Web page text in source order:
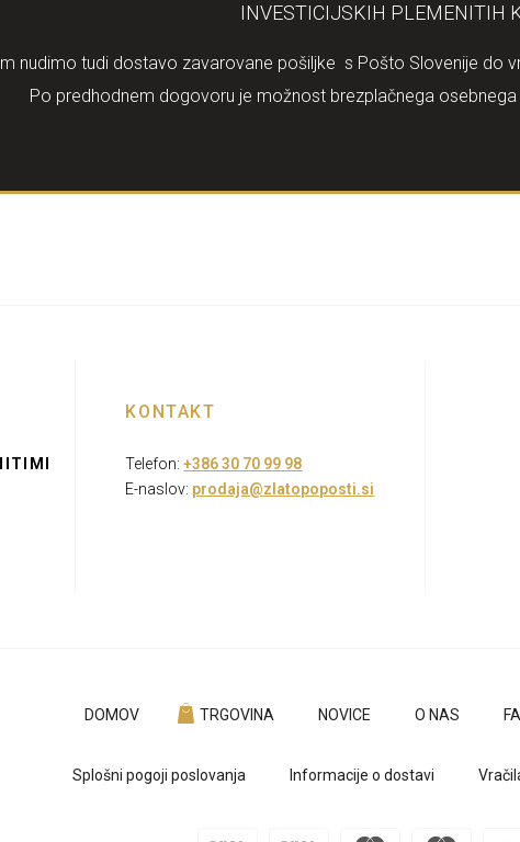
INVESTICIJSKIH PLEMENITIH
nudimo tudi dostavo zavarovane pošiljke s Pošto Slovenije do
Po predhodnem dogovoru je možnost brezplačnega osebnega
KONTAKT
Telefon:+386 30 70 99 98
E-naslov: prodaja@zlatopoposti.si
DOMOV TRGOVINA NOVICE O NAS
Splošni pogoji poslovanja Informacije o dostavi